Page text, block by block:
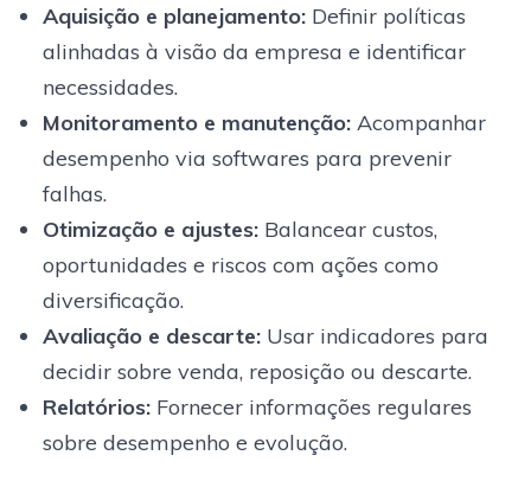
Aquisição e planejamento:Definir políticas
alinhadas à visão da empresa e identificar
necessidades.
Monitoramento e manutenção:Acompanhar
desempenho via softwares para prevenir
falhas.
Otimização e ajustes:Balancear custos,
oportunidades e riscos com ações como
diversificação.
Avaliação e descarte:Usar indicadores para
decidir sobre venda, reposição ou descarte.
Relatórios:Fornecer informações regulares
sobre desempenho e evolução.